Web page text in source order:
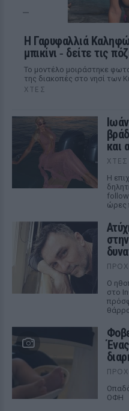
Η Γαρυφαλλιά
μπικίνι ‑ δείτε τις
Το μοντέλο μοιράστηκε
της διακοπές στο νησί των
ΧΤΕΣ
και
ΧΤΕΣ
Η
ώρες
Ο
στο
ΟΦΗ